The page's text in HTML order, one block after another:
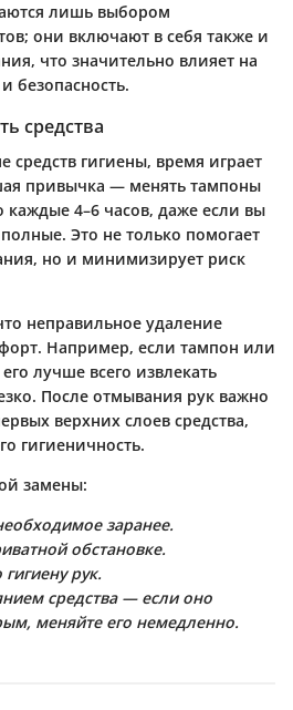
лишь выбором
они включают в себя также и
что значительно влияет на
безопасность.
средства
средств гигиены, время играет
привычка — менять тампоны
4–6 часов, даже если вы
Это не только помогает
но и минимизирует риск
неправильное удаление
Например, если тампон или
лучше всего извлекать
После отмывания рук важно
верхних слоев средства,
гигиеничность.
замены:
заранее.
обстановке.
рук.
средства — если оно
меняйте его немедленно.